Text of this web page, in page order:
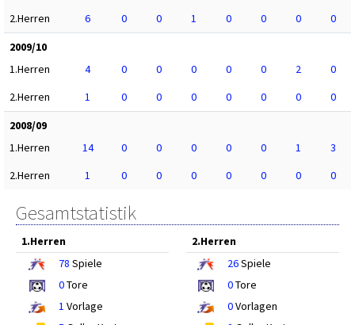
2.Herren
6 0 0 1 0 0 0
0
2009/10
1.Herren
4 0 0 0 0 0 2
0
2.Herren
1 0 0 0 0 0 0
0
2008/09
1.Herren
14 0 0 0 0 0 1
3
2.Herren
1 0 0 0 0 0 0 0
Gesamtstatistik
1.Herren
78 Spiele
0Tore
1 Vorlage
2.Herren
26Spiele
0Tore
0Vorlagen